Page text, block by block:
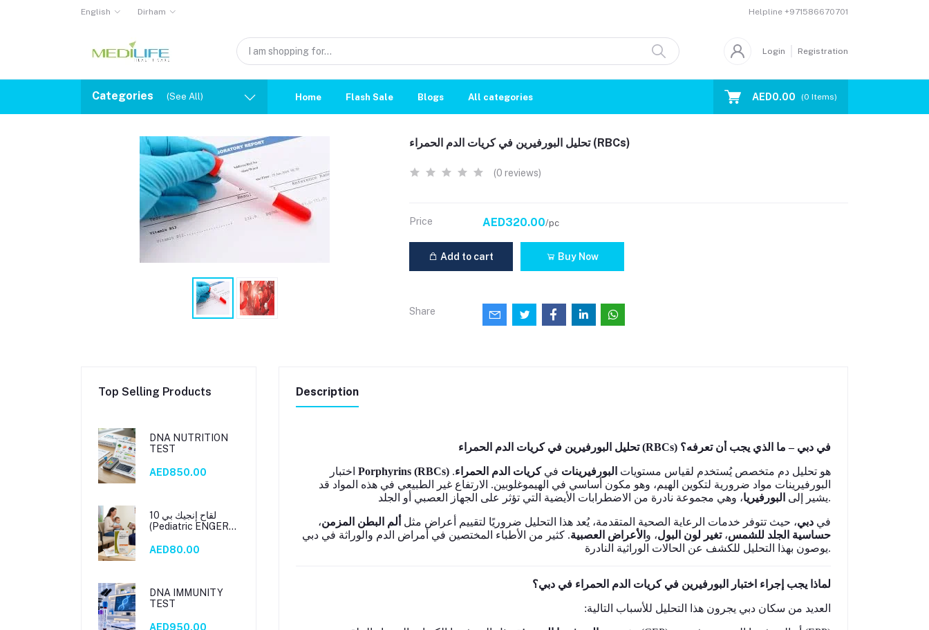
English Dirham Helpline +971586670701
Login Registration
Categories (See All) Home Flash Sale Blogs All categories AED0.00 (0 Items)
تحليل البورفيرين في كريات الدم الحمراء (RBCs)
(0 reviews)
Price AED320.00/pc
Add to cart Buy Now
Share
Top Selling Products
DNA NUTRITION
TEST
AED850.00
لقاح إنجيك بي 10
(Pediatric ENGERIX
AED80.00
DNA IMMUNITY
TEST
AED950.00
Description
تحليل البورفيرين في كريات الدم الحمراء (RBCs) في دبي – ما الذي يجب أن تعرفه؟
Porphyrins (RBCs) هو تحليل دم متخصص يُستخدم لقياس مستويات البورفيرينات فيكريات الدم الحمراء.
البورفيرينات مواد ضرورية لتكوين الهيم، وهو مكون أساسي في الهيموغلوبين. الارتفاع غير الطبيعي في هذه المواد قد
يشير إلى البورفيريا ، وهي مجموعة نادرة من الاضطرابات الأيضية التي تؤثر على الجهاز العصبي أو الجلد.
في دبي، حيث تتوفر خدمات الرعاية الصحية المتقدمة، يُعد هذا التحليل ضروريًا لتقييم أعراض مثل ألم البطن المزمن،
حساسية الجلد للشمس،تغير لون البول، و الأعراض العصبية. كثير من الأطباء المختصين في أمراض الدم والوراثة في دبي
يوصون بهذا التحليل للكشف عن الحالات الوراثية النادرة.
لماذا يجب إجراء اختبار البورفيرين في كريات الدم الحمراء في دبي؟
:العديد من سكان دبي يجرون هذا التحليل للأسباب التالية